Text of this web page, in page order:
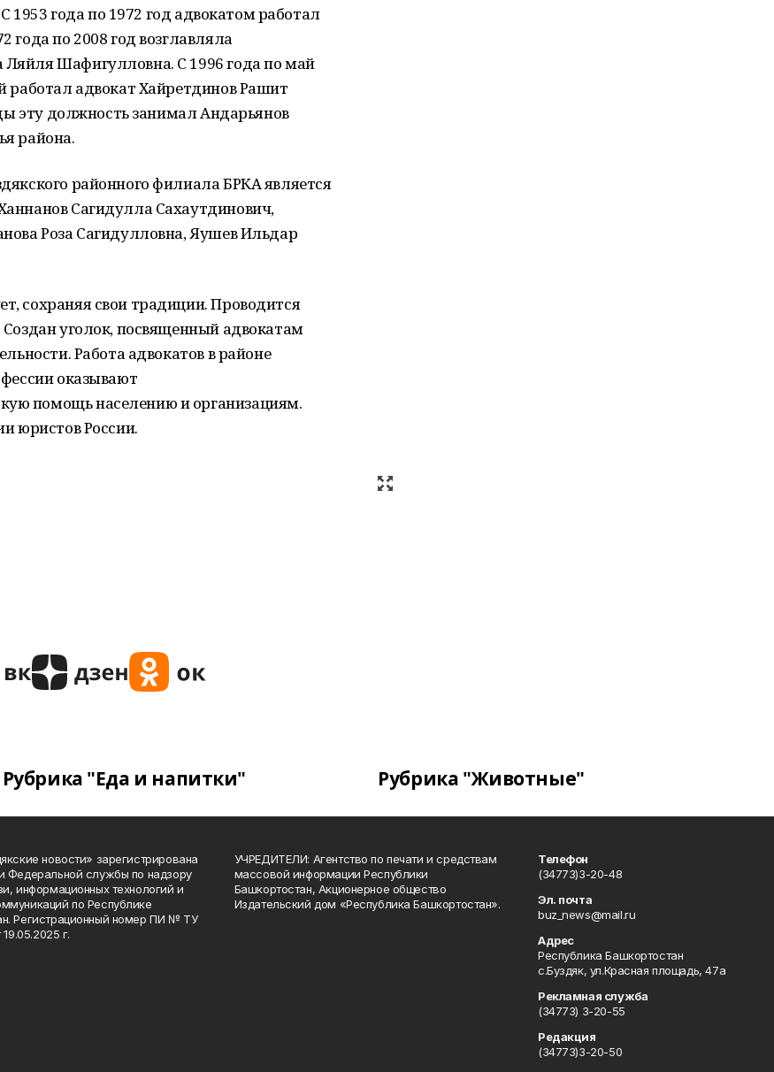
1953 года по 1972 год адвокатом работал
по 2008 год возглавляла
Шафигулловна. С 1996 года по май
работал адвокат Хайретдинов Рашит
эту должность занимал Андарьянов
района.
районного филиала БРКА является
Сагидулла Сахаутдинович,
Роза Сагидулловна, Яушев Ильдар
сохраняя свои традиции. Проводится
уголок, посвященный адвокатам
Работа адвокатов в районе
оказывают
помощь населению и организациям.
юристов России.
Рубрика "Еда и напитки" Рубрика "Животные"
новости» зарегистрирована
Федеральной службы по надзору
информационных технологий и
по Республике
Регистрационный номер ПИ № ТУ
г.
УЧРЕДИТЕЛИ: Агентство по печати и средствам
массовой информации Республики
Башкортостан, Акционерное общество
Издательский дом «Республика Башкортостан».
Телефон
(34773)3-20-48
Эл. почта
buz_news@mail.ru
Адрес
Республика Башкортостан
с.Буздяк, ул.Красная площадь, 47а
Рекламная служба
(34773) 3-20-55
Редакция
(34773)3-20-50